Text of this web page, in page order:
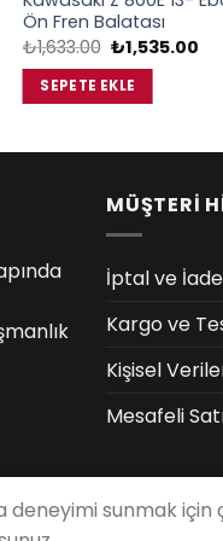
Ön Fren Balatası
₺1,633.00 Orijinal
fiyat:
₺1,633.00.
₺1,535.00Şu
SEPETE EKLE
MÜŞTERİ
İptal ve
Kargo ve
Kişisel
Mesafeli
sunmak